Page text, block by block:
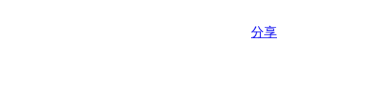
分享